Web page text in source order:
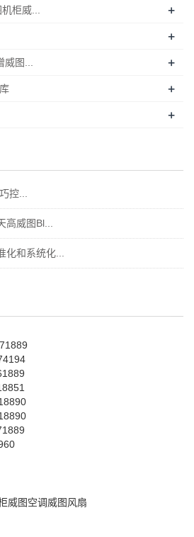
柜威... +
+
图... +
+
+
控...
威图Bl...
化和系统化...